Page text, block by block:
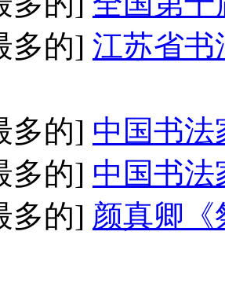
多的] 江苏省书
多的] 中国书法
多的] 中国书法
多的] 颜真卿《